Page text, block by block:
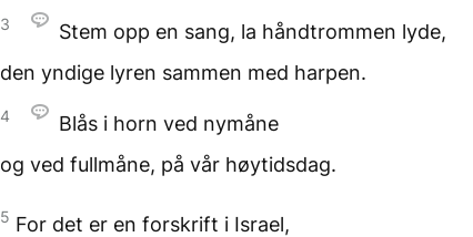
3 Stem opp en sang, la håndtrommen lyde,
den yndige lyren sammen med harpen.
4
Blås i horn ved nymåne
og ved fullmåne, på vår høytidsdag.
5 For det er en forskrift i Israel,